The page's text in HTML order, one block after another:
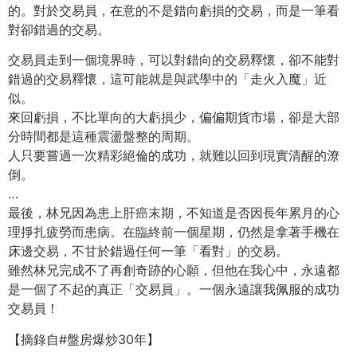
的。對於交易員，在意的不是錯向虧損的交易，而是一筆看
對卻錯過的交易。
交易員走到一個境界時，可以對錯向的交易釋懷，卻不能對
錯過的交易釋懷，這可能就是與武學中的「走火入魔」近
似。
來回虧損，不比單向的大虧損少，偏偏期貨市場，卻是大部
分時間都是這種震盪盤整的周期。
人只要嘗過一次精彩絕倫的成功，就難以回到現實清醒的潦
倒。
…
最後，林兄因為患上肝癌末期，不知道是否因長年累月的心
理掙扎疲勞而患病。在臨終前一個星期，仍然是拿著手機在
床邊交易，不甘於錯過任何一筆「看對」的交易。
雖然林兄完成不了再創奇跡的心願，但他在我心中，永遠都
是一個了不起的真正「交易員」。一個永遠讓我佩服的成功
交易員！
【摘錄自#盤房爆炒30年】